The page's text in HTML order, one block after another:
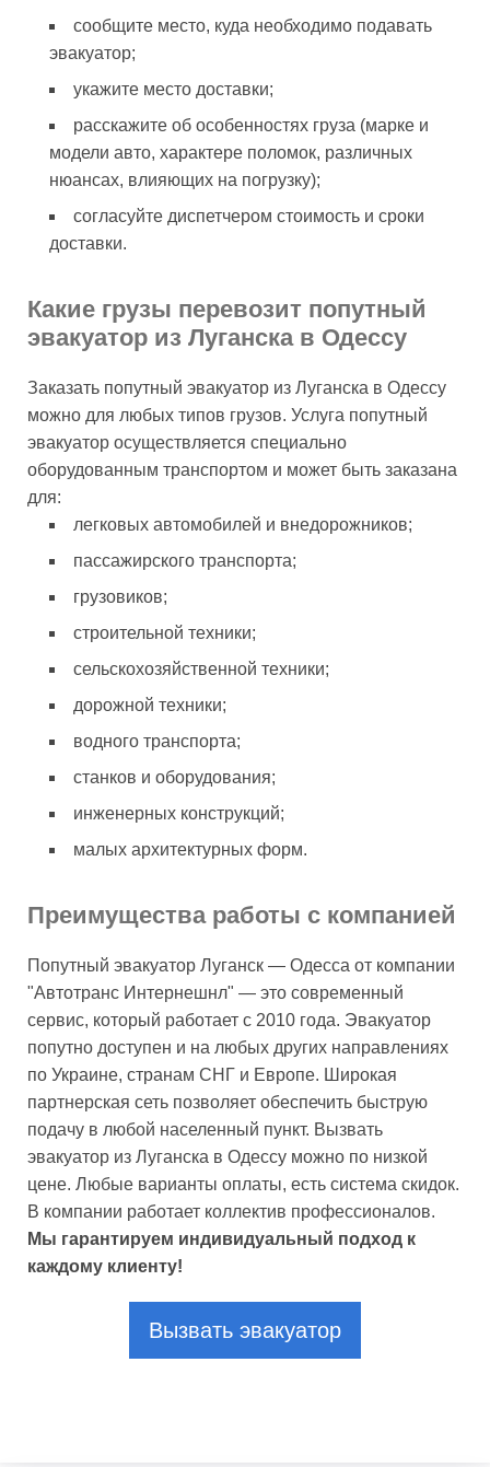
сообщите место, куда необходимо подавать
эвакуатор;
укажите место доставки;
расскажите об особенностях груза (марке и
модели авто, характере поломок, различных
нюансах, влияющих на погрузку);
согласуйте диспетчером стоимость и сроки
доставки.
Какие грузы перевозит попутный
эвакуатор из Луганска в Одессу
Заказать попутный эвакуатор из Луганска в Одессу
можно для любых типов грузов. Услуга попутный
эвакуатор осуществляется специально
оборудованным транспортом и может быть заказана
для:
легковых автомобилей и внедорожников;
пассажирского транспорта;
грузовиков;
строительной техники;
сельскохозяйственной техники;
дорожной техники;
водного транспорта;
станков и оборудования;
инженерных конструкций;
малых архитектурных форм.
Преимущества работы с компанией
Попутный эвакуатор Луганск — Одесса от компании
"Автотранс Интернешнл" — это современный
сервис, который работает с 2010 года. Эвакуатор
попутно доступен и на любых других направлениях
по Украине, странам СНГ и Европе. Широкая
партнерская сеть позволяет обеспечить быструю
подачу в любой населенный пункт. Вызвать
эвакуатор из Луганска в Одессу можно по низкой
цене. Любые варианты оплаты, есть система скидок.
В компании работает коллектив профессионалов.
Мы гарантируем индивидуальный подход к
каждому клиенту!
Вызвать эвакуатор